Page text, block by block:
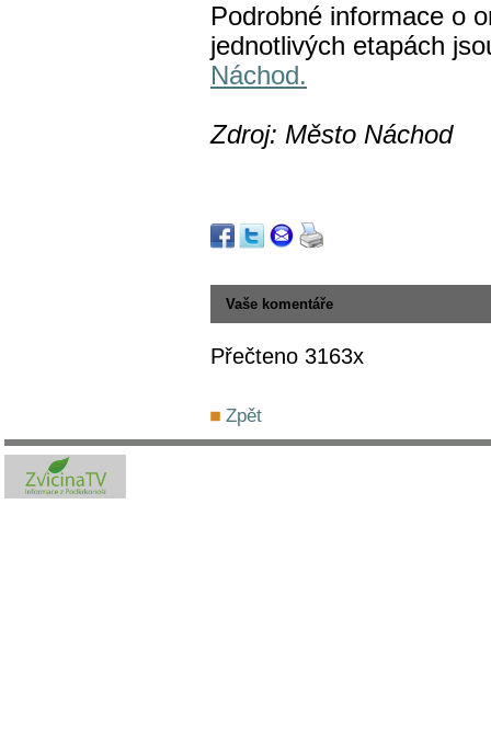
Podrobné informace o
jednotlivých etapách
Náchod.
Zdroj: Město Náchod
Vaše komentáře
Přečteno 3163x
Zpět